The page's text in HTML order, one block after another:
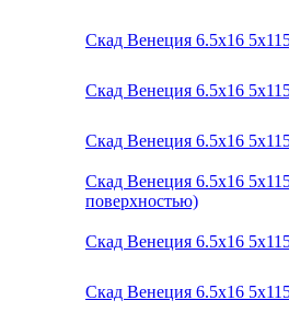
Скад Венеция 6.5x16
Скад Венеция 6.5x16
Скад Венеция 6.5x16
Скад Венеция 6.5x16
поверхностью)
Скад Венеция 6.5x16
Скад Венеция 6.5x16